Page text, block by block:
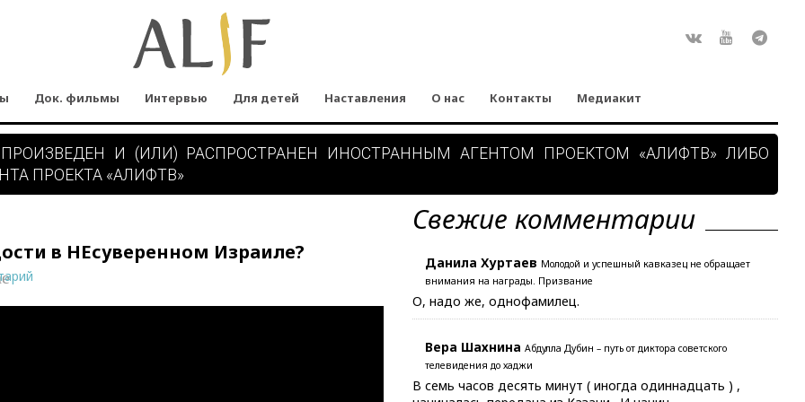
Док. фильмы Интервью Для детей Наставления О нас Контакты Медиакит
И (ИЛИ) РАСПРОСТРАНЕН ИНОСТРАННЫМ АГЕНТОМ ПРОЕКТОМ «АЛИФТВ» ЛИБО
ПРОЕКТА «АЛИФТВ»
в НЕсуверенном Израиле?
Свежие комментарии
Данила Хуртаев Молодой и успешный кавказец не обращает
внимания на награды. Призвание
О, надо же, однофамилец.
Вера Шахнина Абдулла Дубин – путь от диктора советского
телевидения до хаджи
В семь часов десять минут ( иногда одиннадцать ) ,